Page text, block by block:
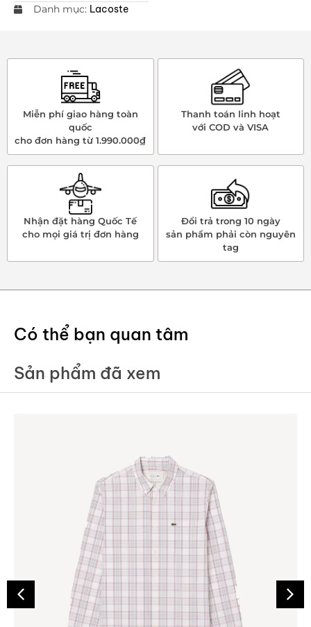
Danh mục: Lacoste
Miễn phí giao hàng toàn
quốc
cho đơn hàng từ 1.990.000₫
Thanh toán linh hoạt
với COD và VISA
Nhận đặt hàng Quốc Tế
cho mọi giá trị đơn hàng
Đổi trả trong 10 ngày
sản phẩm phải còn nguyên
tag
Có thể bạn quan tâm
Sản phẩm đã xem